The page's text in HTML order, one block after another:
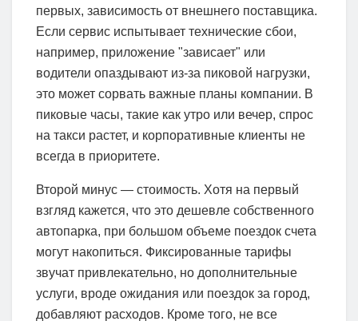
первых, зависимость от внешнего поставщика.
Если сервис испытывает технические сбои,
например, приложение "зависает" или
водители опаздывают из-за пиковой нагрузки,
это может сорвать важные планы компании. В
пиковые часы, такие как утро или вечер, спрос
на такси растет, и корпоративные клиенты не
всегда в приоритете.
Второй минус — стоимость. Хотя на первый
взгляд кажется, что это дешевле собственного
автопарка, при большом объеме поездок счета
могут накопиться. Фиксированные тарифы
звучат привлекательно, но дополнительные
услуги, вроде ожидания или поездок за город,
добавляют расходов. Кроме того, не все